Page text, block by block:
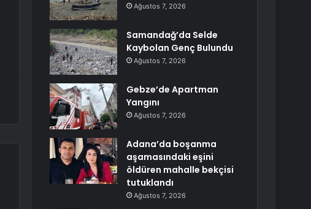
Ağustos 7, 2026
Samandağ’da Selde
Kaybolan Genç Bulundu
Ağustos 7, 2026
Gebze’de Apartman
Yangını
Ağustos 7, 2026
Adana’da boşanma
aşamasındaki eşini
öldüren mahalle bekçisi
tutuklandı
Ağustos 7, 2026